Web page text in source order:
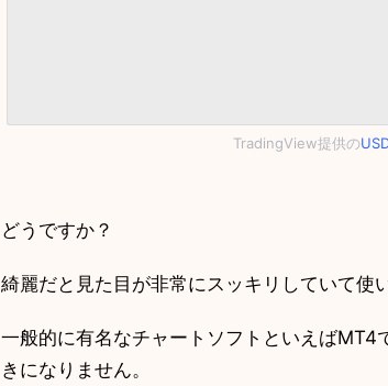
TradingView提供の
どうですか？
綺麗だと見た目が非常にスッキリしていて使
一般的に有名なチャートソフトといえば
きになりません。